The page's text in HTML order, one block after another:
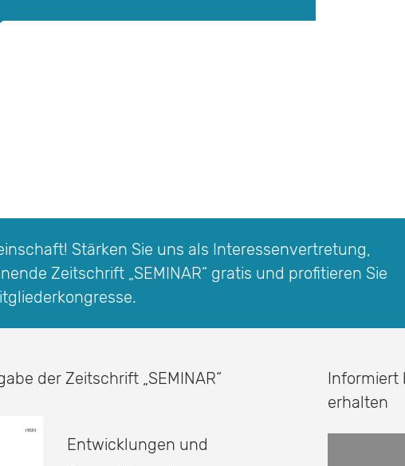
Stärken Sie uns als Interessen­vertretung,
Zeitschrift „SEMINAR“ gratis und profitieren Sie
der Zeitschrift „SEMINAR“
Entwicklungen und
Informiert
erhalten